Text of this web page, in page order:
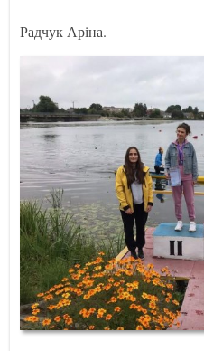
Радчук Аріна.